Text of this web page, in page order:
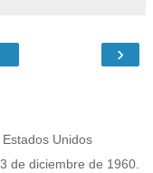
›
Unidos
de diciembre de 1960.